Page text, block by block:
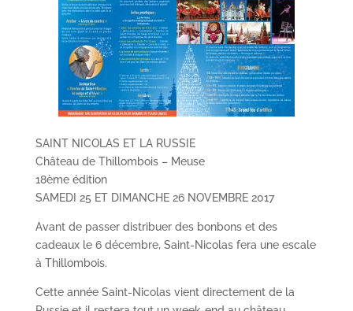
SAINT NICOLAS ET LA RUSSIE
Château de Thillombois – Meuse
18ème édition
SAMEDI 25 ET DIMANCHE 26 NOVEMBRE 2017
Avant de passer distribuer des bonbons et des
cadeaux le 6 décembre, Saint-Nicolas fera une escale
à Thillombois.
Cette année Saint-Nicolas vient directement de la